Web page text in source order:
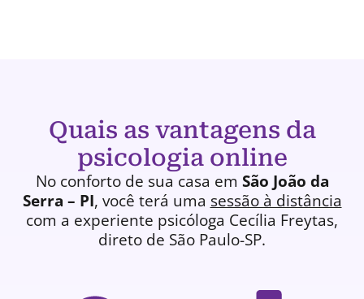
Quais as vantagens da
psicologia online
No conforto de sua casa em São João da
Serra – PI, você terá uma sessão à distância
com a experiente psicóloga Cecília Freytas,
direto de São Paulo-SP.